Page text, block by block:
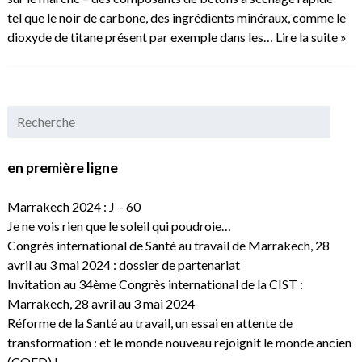
tel que le noir de carbone, des ingrédients minéraux, comme le
dioxyde de titane présent par exemple dans les… Lire la suite »
en première ligne
Marrakech 2024 : J – 60
Je ne vois rien que le soleil qui poudroie…
Congrès international de Santé au travail de Marrakech, 28
avril au 3 mai 2024 : dossier de partenariat
Invitation au 34ème Congrès international de la CIST :
Marrakech, 28 avril au 3 mai 2024
Réforme de la Santé au travail, un essai en attente de
transformation : et le monde nouveau rejoignit le monde ancien